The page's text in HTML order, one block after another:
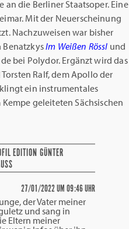
die Berliner Staatsoper. Eine
Mit der Neuerscheinung
Nachzuweisen war bisher
BenatzkysIm Weißen Rössl und
bei Polydor. Ergänzt wird das
Ralf, dem Apollo der
ein instrumentales
geleiteten Sächsischen
EDITION GÜNTER
27/01/2022 UM 09:46 UHR
der Vater meiner
und sang in
Eltern meiner